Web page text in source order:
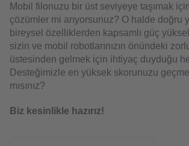
Mobil filonuzu bir üst seviyeye taşımak
çözümler mi arıyorsunuz? O halde doğru
bireysel özelliklerden kapsamlı güç
sizin ve mobil robotlarınızın önündeki
üstesinden gelmek için ihtiyaç duyduğu
Desteğimizle en yüksek skorunuzu
mısınız?
Biz kesinlikle hazırız!